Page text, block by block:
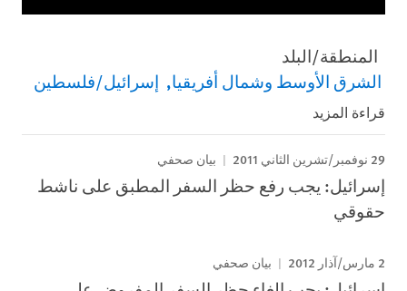
المنطقة/البلد
الشرق الأوسط وشمال أفريقيا إسرائيل/فلسطين
قراءة المزيد
29 نوفمبر/تشرين الثاني 2011 بيان صحفي
إسرائيل: يجب رفع حظر السفر المطبق على ناشط
حقوقي
2 مارس/آذار 2012 بيان صحفي